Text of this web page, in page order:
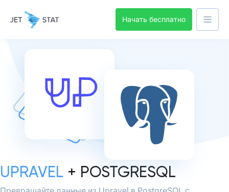
Начать бесплатно
UPRAVEL + POSTGRESQL